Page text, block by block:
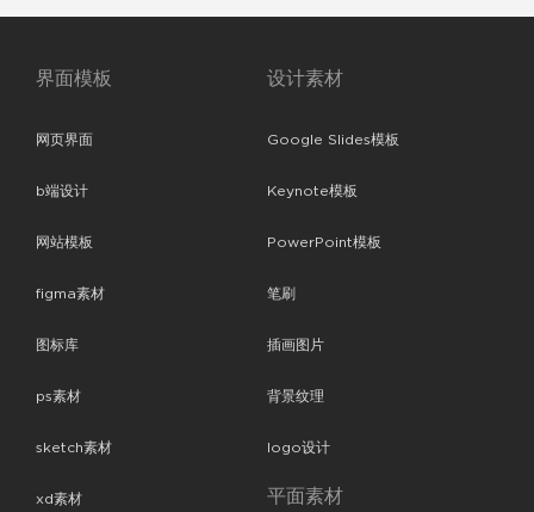
界面模板
网页界面
b端设计
网站模板
figma素材
图标库
ps素材
sketch素材
xd素材
设计素材
Google Slides模板
Keynote模板
PowerPoint模板
笔刷
插画图片
背景纹理
logo设计
平面素材